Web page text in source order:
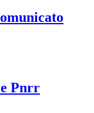
e Pnrr